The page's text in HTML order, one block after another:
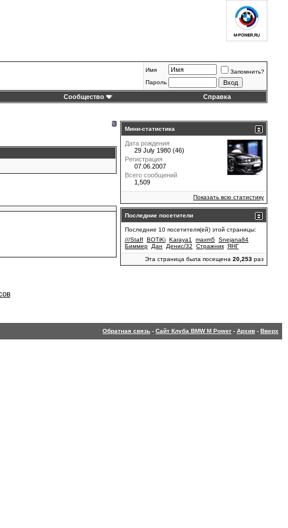
Имя
Запомнить?
Пароль
Сообщество Справка
Мини-статистика
Дата рождения
29 July 1980 (46)
Регистрация
07.06.2007
Всего сообщений
1,509
Показать всю статистику
Последние посетители
Последние 10 посетителя(ей) этой страницы:
///Staff BOTiKi Karaya1 maxm5 Snejana84
Биммер
Дан Денис/32 Стражник ЯНГ
Эта страница была посещена 20,253 раз
Обратная связь - Сайт Клуба BMW M Power - Архив - Вверх